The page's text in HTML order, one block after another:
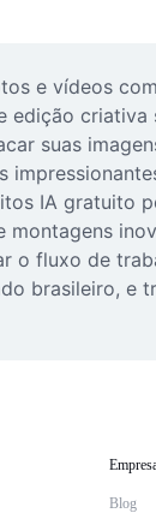
e vídeos
suas
IA gratuito
fluxo de
brasileiro, e
Blog